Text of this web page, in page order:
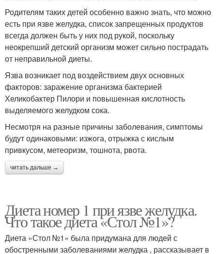
Родителям таких детей особенно важно знать, что можно
есть при язве желудка, список запрещенных продуктов
всегда должен быть у них под рукой, поскольку
неокрепший детский организм может сильно пострадать
от неправильной диеты.
Язва возникает под воздействием двух основных
факторов: заражение организма бактерией
Хеликобактер Пилори и повышенная кислотность
выделяемого желудком сока.
Несмотря на разные причины заболевания, симптомы
будут одинаковыми: изжога, отрыжка с кислым
привкусом, метеоризм, тошнота, рвота.
читать дальше →
Диета номер 1 при язве желудка.
Что такое диета «Стол №1»?
Диета «Стол №1» была придумана для людей с
обостренными заболеваниями желудка , рассказывает в